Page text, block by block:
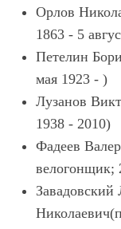
Орлов
1863 - 5
Петелин
мая 1923 - )
Лузанов
1938 - 2010)
Фадеев
велогонщик;
Завадовский